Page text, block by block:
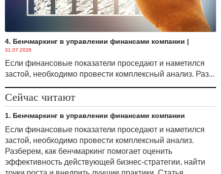
4. Бенчмаркинг в управлении финансами компании |
31.07.2026
Если финансовые показатели проседают и наметился
застой, необходимо провести комплексный анализ. Раз...
Сейчас читают
1. Бенчмаркинг в управлении финансами компании
Если финансовые показатели проседают и наметился
застой, необходимо провести комплексный анализ.
Разберем, как бенчмаркинг помогает оценить
эффективность действующей бизнес-стратегии, найти